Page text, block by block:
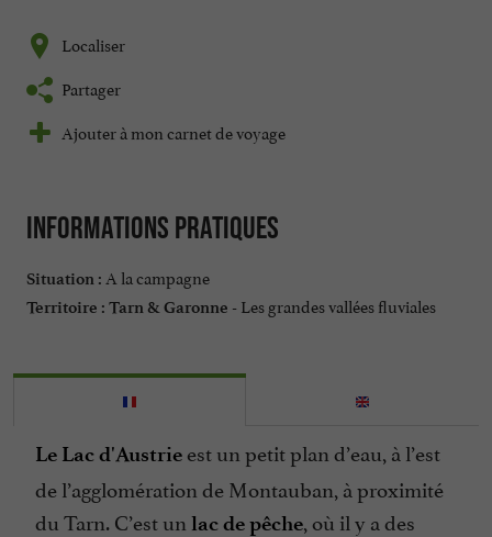
Localiser
Partager
Ajouter à mon carnet de voyage
Informations pratiques
Situation : A la campagne
Territoire : Tarn & Garonne - Les grandes vallées fluviales
Le Lac d'Austrie est un petit plan d’eau, à l’est
de l’agglomération de Montauban, à proximité
du Tarn. C’est un lac de pêche, où il y a des